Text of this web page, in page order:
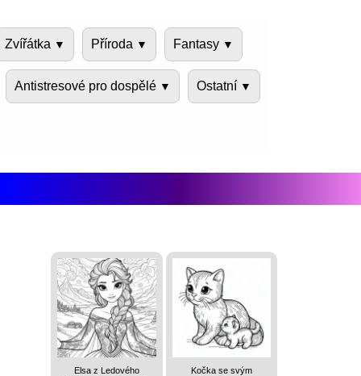
Zvířátka Příroda Fantasy
Antistresové pro dospělé Ostatní
Elsa z Ledového
Kočka se svým